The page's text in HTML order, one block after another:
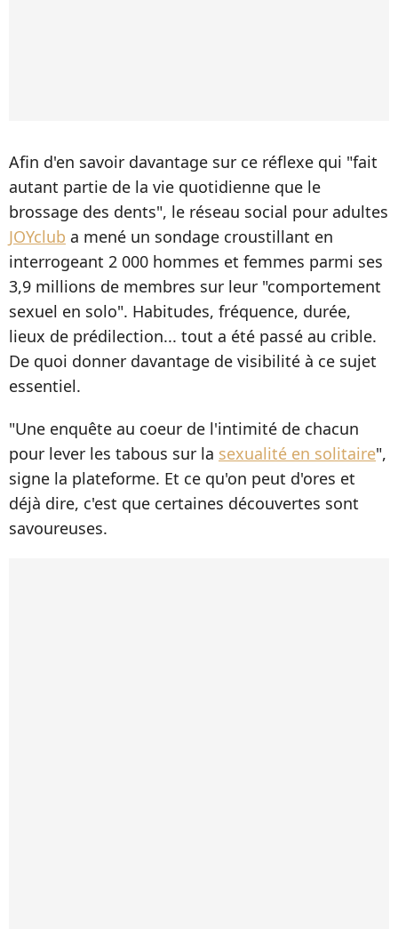
Afin d'en savoir davantage sur ce réflexe qui "fait
autant partie de la vie quotidienne que le
brossage des dents", le réseau social pour adultes
JOYclub a mené un sondage croustillant en
interrogeant 2 000 hommes et femmes parmi ses
3,9 millions de membres sur leur "comportement
sexuel en solo". Habitudes, fréquence, durée,
lieux de prédilection... tout a été passé au crible.
De quoi donner davantage de visibilité à ce sujet
essentiel.
"Une enquête au coeur de l'intimité de chacun
pour lever les tabous sur la sexualité en solitaire",
signe la plateforme. Et ce qu'on peut d'ores et
déjà dire, c'est que certaines découvertes sont
savoureuses.